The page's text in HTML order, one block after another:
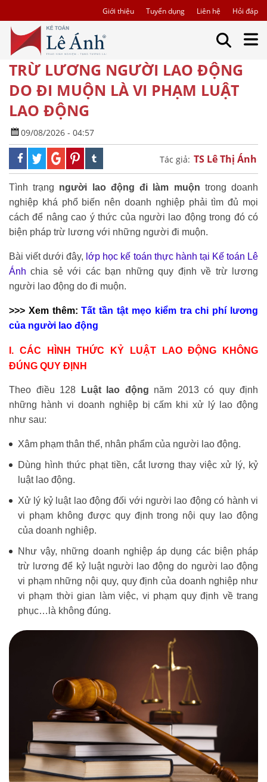
Giới thiệu Tuyển dụng Liên hệ Hỏi đáp
TRỪ LƯƠNG NGƯỜI LAO ĐỘNG
DO ĐI MUỘN LÀ VI PHẠM LUẬT
LAO ĐỘNG
09/08/2026 - 04:57
Tác giả: TS Lê Thị Ánh
Tình trạng người lao động đi làm muộn trong doanh
nghiệp khá phổ biến nên doanh nghiệp phải tìm đủ mọi
cách để nâng cao ý thức của người lao động trong đó có
biện pháp trừ lương với những người đi muộn.
Bài viết dưới đây, lớp học kế toán thực hành tại Kế toán Lê
Ánh chia sẻ với các bạn những quy định về trừ lương
người lao động do đi muộn.
>>> Xem thêm:Tất tần tật mẹo kiểm tra chi phí lương
của người lao động
I. CÁC HÌNH THỨC KỶ LUẬT LAO ĐỘNG KHÔNG
ĐÚNG QUY ĐỊNH
Theo điều 128 Luật lao động năm 2013 có quy định
những hành vi doanh nghiệp bị cấm khi xử lý lao động
như sau:
Xâm phạm thân thể, nhân phẩm của người lao động.
Dùng hình thức phạt tiền, cắt lương thay việc xử lý, kỷ
luật lao động.
Xử lý kỷ luật lao động đối với người lao động có hành vi
vi phạm không được quy định trong nội quy lao động
của doanh nghiệp.
Như vậy, những doanh nghiệp áp dụng các biện pháp
trừ lương để kỷ luật người lao động do người lao động
vi phạm những nội quy, quy định của doanh nghiệp như
vi phạm thời gian làm việc, vi phạm quy định về trang
phục…là không đúng.